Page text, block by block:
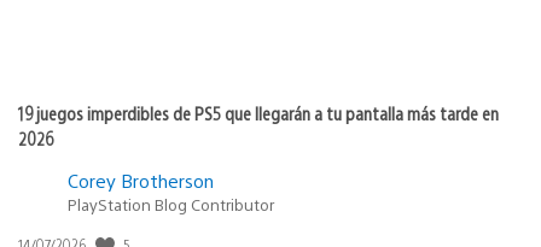
19 juegos imperdibles de PS5 que llegarán a tu pantalla más tarde en
2026
Corey Brotherson
PlayStation Blog Contributor